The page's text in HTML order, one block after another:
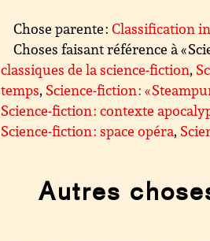
Chose parente :Classification
Choses faisant référence à «
classiques de la science-fiction,
temps, Science-fiction : «
Science-fiction : contexte
Science-fiction : space opéra,
Autres